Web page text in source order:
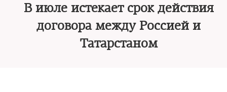
В июле истекает срок действия
договора между Россией и
Татарстаном